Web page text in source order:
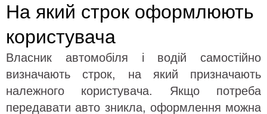
На який строк оформлюють
користувача
Власник автомобіля і водій самостійно
визначають строк, на який призначають
належного користувача. Якщо потреба
передавати авто зникла, оформлення можна